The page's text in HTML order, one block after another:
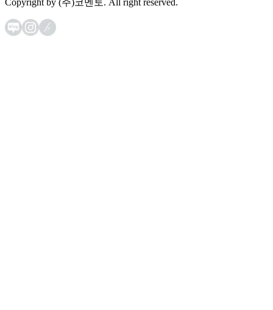
Copyright by (주)코멘토. All right reserved.